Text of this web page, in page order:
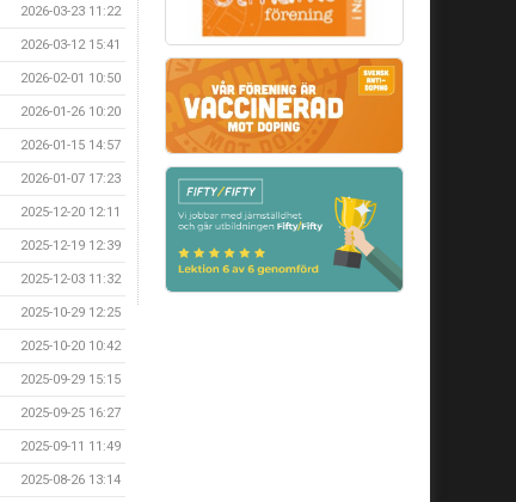
2026-03-23 11:22
2026-03-12 15:41
2026-02-01 10:50
2026-01-26 10:20
2026-01-15 14:57
2026-01-07 17:23
2025-12-20 12:11
2025-12-19 12:39
2025-12-03 11:32
2025-10-29 12:25
2025-10-20 10:42
2025-09-29 15:15
2025-09-25 16:27
2025-09-11 11:49
2025-08-26 13:14